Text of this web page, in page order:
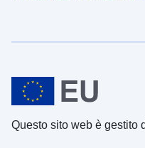
Questo sito web è gestito